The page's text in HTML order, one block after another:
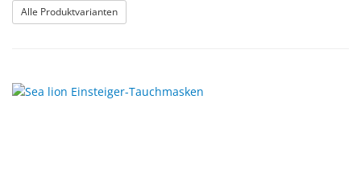
Alle Produktvarianten: Korrektionsgläser zur Profi-Tauchmaske Intega